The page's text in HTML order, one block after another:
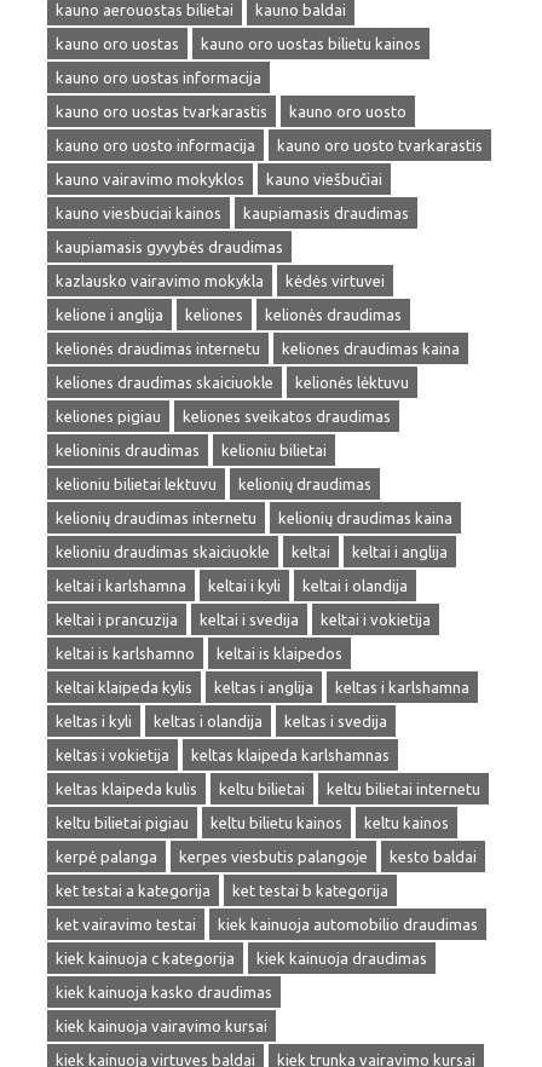
kauno aerouostas bilietai
kauno baldai
kauno oro uostas
kauno oro uostas bilietu kainos
kauno oro uostas informacija
kauno oro uostas tvarkarastis
kauno oro uosto
kauno oro uosto informacija
kauno oro uosto tvarkarastis
kauno vairavimo mokyklos
kauno viešbučiai
kauno viesbuciai kainos
kaupiamasis draudimas
kaupiamasis gyvybės draudimas
kazlausko vairavimo mokykla
kėdės virtuvei
kelione i anglija
keliones
kelionės draudimas
kelionės draudimas internetu
keliones draudimas kaina
keliones draudimas skaiciuokle
kelionės lėktuvu
keliones pigiau
keliones sveikatos draudimas
kelioninis draudimas
kelioniu bilietai
kelioniu bilietai lektuvu
kelionių draudimas
kelionių draudimas internetu
kelionių draudimas kaina
kelioniu draudimas skaiciuokle
keltai
keltai i anglija
keltai i karlshamna
keltai i kyli
keltai i olandija
keltai i prancuzija
keltai i svedija
keltai i vokietija
keltai is karlshamno
keltai is klaipedos
keltai klaipeda kylis
keltas i anglija
keltas i karlshamna
keltas i kyli
keltas i olandija
keltas i svedija
keltas i vokietija
keltas klaipeda karlshamnas
keltas klaipeda kulis
keltu bilietai
keltu bilietai internetu
keltu bilietai pigiau
keltu bilietu kainos
keltu kainos
kerpė palanga
kerpes viesbutis palangoje
kesto baldai
ket testai a kategorija
ket testai b kategorija
ket vairavimo testai
kiek kainuoja automobilio draudimas
kiek kainuoja c kategorija
kiek kainuoja draudimas
kiek kainuoja kasko draudimas
kiek kainuoja vairavimo kursai
kiek kainuoja virtuves baldai
kiek trunka vairavimo kursai